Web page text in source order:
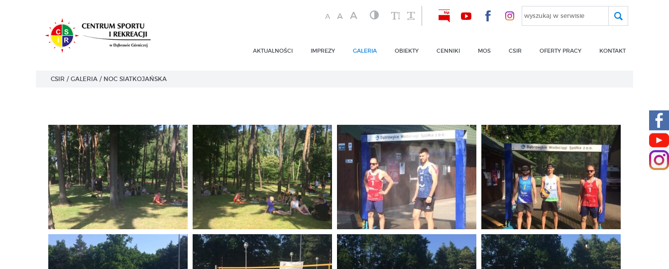
AKTUALNOŚCI IMPREZY GALERIA OBIEKTY CENNIKI MOS CSIR OFERTY PRACY KONTAKT
A A A  wyszukaj w serwisie
CSIR / GALERIA / NOC SIATKOJAŃSKA